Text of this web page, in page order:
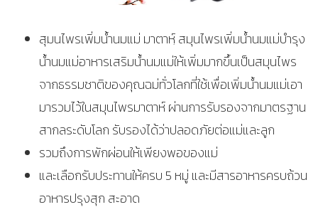
สุมนไพรเพิ่มน้ำนมแม่ มาตาหฺ์ สมุนไพรเพิ่มน้ำนมแม่บำรุง
น้ำนมแม่อาหารเสริมน้ำนมแม่ให้เพิ่มมากขึ้นเป็นสมุนไพร
จากธรรมชาติของคุณฉม่ทั่วโลกที่ใช้เพื่อเพิ่มน้ำนมแม่เอา
มารวมไว้ในสมุนไพรมาตาห์ ผ่านการรับรองจากมาตรฐาน
สากลระดับโลก รับรองได้ว่าปลอดภัยต่อแม่และลูก
รวมถึงการพักผ่อนให้เพียงพอของแม่
และเลือกรับประทานให้ครบ 5 หมู่ และมีสารอาหารครบถ้วน
อาหารปรุงสุก สะอาด